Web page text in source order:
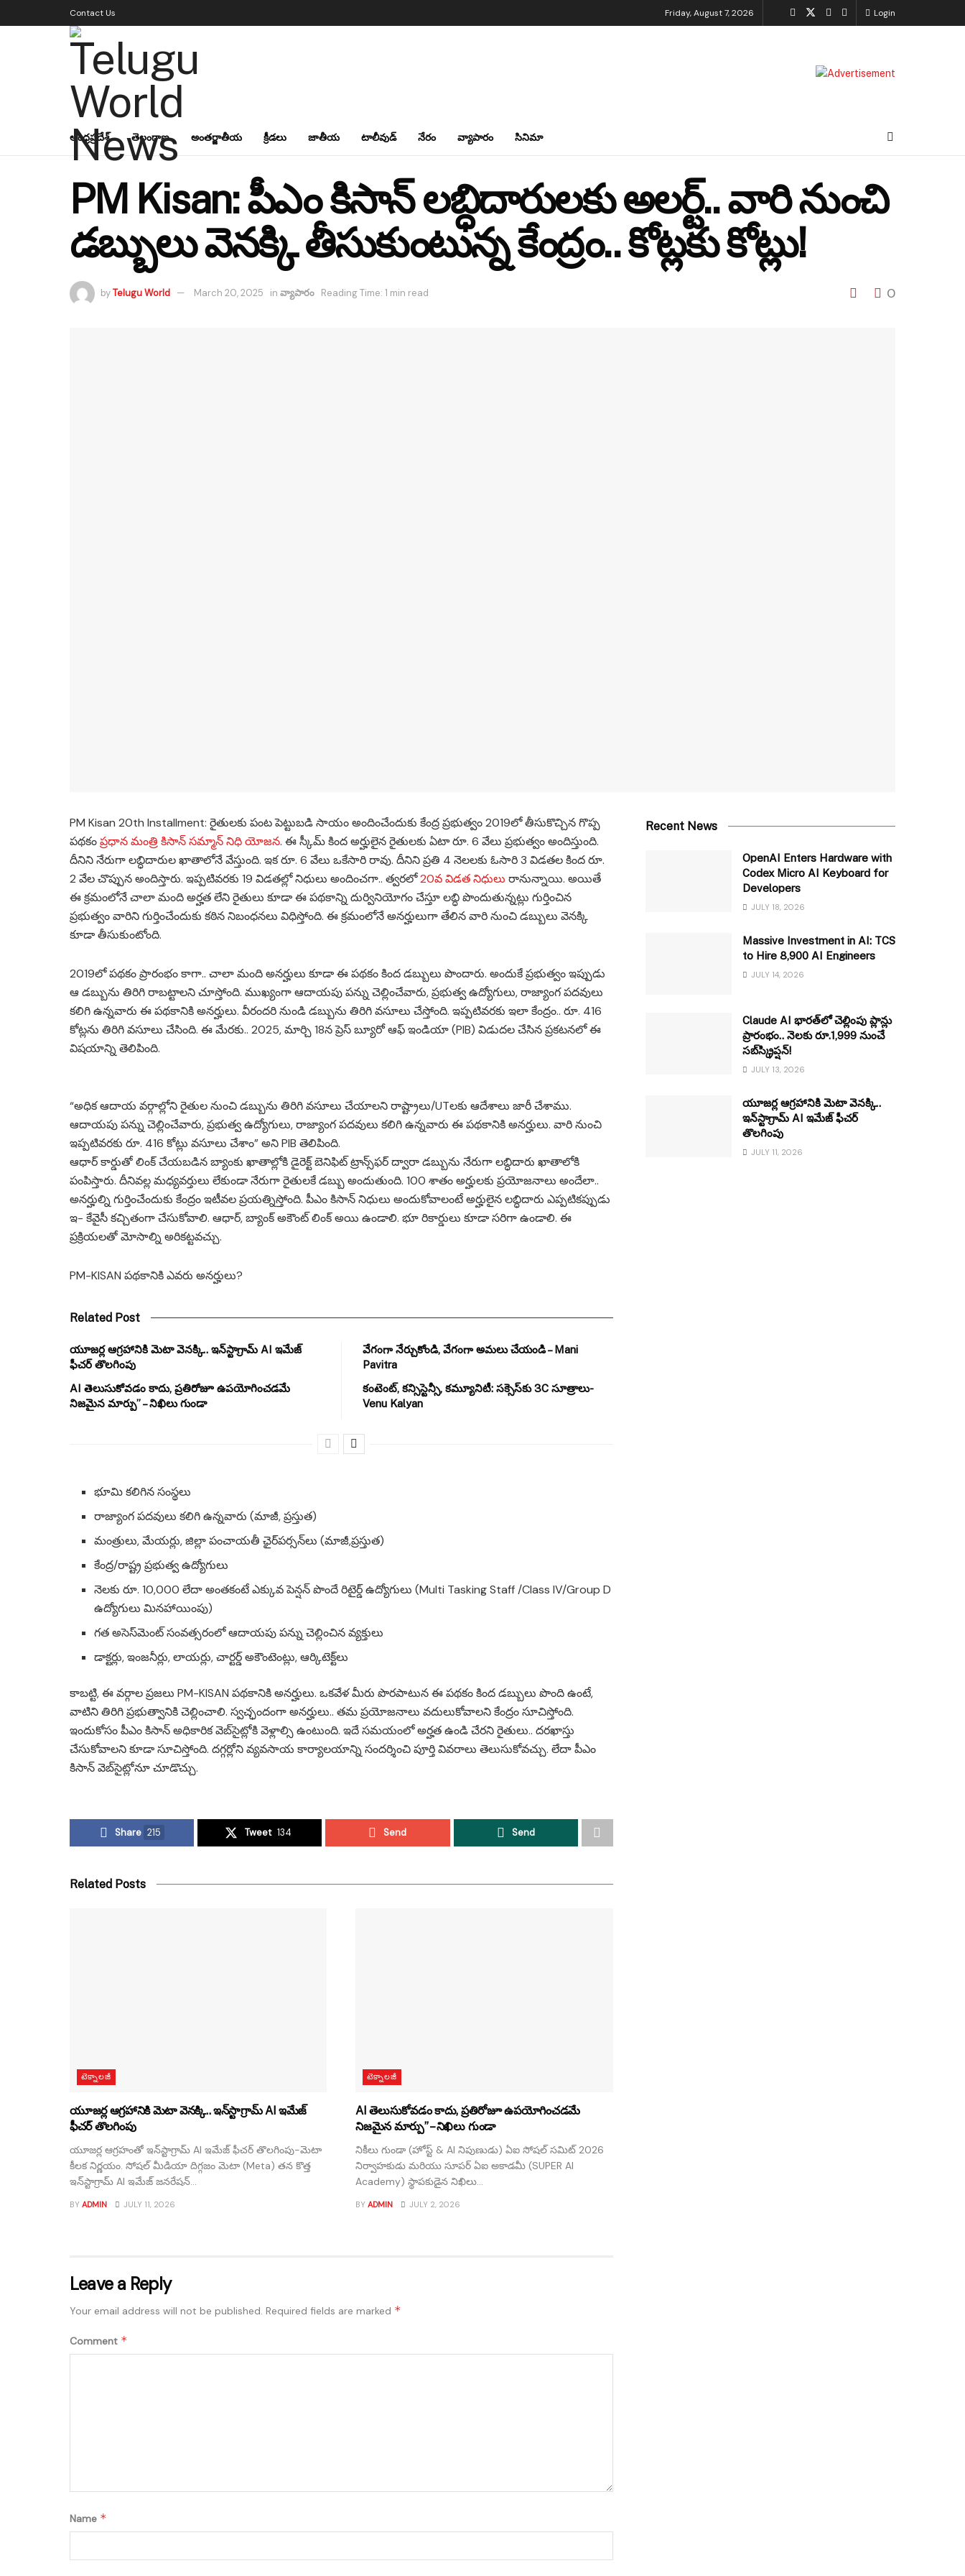
Contact Us Friday, August 7, 2026 Login
ఆంధ్రప్రదేశ్ తెలంగాణ అంతర్జాతీయ క్రీడలు జాతీయ టాలీవుడ్ నేరం వ్యాపారం సినిమా
PM Kisan: పీఎం కిసాన్ లబ్ధిదారులకు అలర్ట్.. వారి నుంచి
డబ్బులు వెనక్కి తీసుకుంటున్న కేంద్రం.. కోట్లకు కోట్లు!
byTelugu World March 20, 2025 in వ్యాపారం Reading Time: 1 min read 0
PM Kisan 20th Installment: రైతులకు పంట పెట్టుబడి సాయం అందించేందుకు కేంద్ర ప్రభుత్వం 2019లో తీసుకొచ్చిన గొప్ప
పథకంప్రధాన మంత్రి కిసాన్ సమ్మాన్ నిధి యోజన. ఈ స్కీమ్ కింద అర్హులైన రైతులకు ఏటా రూ. 6 వేలు ప్రభుత్వం అందిస్తుంది.
దీనిని నేరుగా లబ్ధిదారుల ఖాతాలోనే వేస్తుంది. ఇక రూ. 6 వేలు ఒకేసారి రావు. దీనిని ప్రతి 4 నెలలకు ఓసారి 3 విడతల కింద రూ.
2 వేల చొప్పున అందిస్తారు. ఇప్పటివరకు 19 విడతల్లో నిధులు అందించగా.. త్వరలో20వ విడత నిధులు రానున్నాయి. అయితే
ఈ క్రమంలోనే చాలా మంది అర్హత లేని రైతులు కూడా ఈ పథకాన్ని దుర్వినియోగం చేస్తూ లబ్ధి పొందుతున్నట్లు గుర్తించిన
ప్రభుత్వం వారిని గుర్తించేందుకు కఠిన నిబంధనలు విధిస్తోంది. ఈ క్రమంలోనే అనర్హులుగా తేలిన వారి నుంచి డబ్బులు వెనక్కి
కూడా తీసుకుంటోంది.
2019లో పథకం ప్రారంభం కాగా.. చాలా మంది అనర్హులు కూడా ఈ పథకం కింద డబ్బులు పొందారు. అందుకే ప్రభుత్వం ఇప్పుడు
ఆ డబ్బును తిరిగి రాబట్టాలని చూస్తోంది. ముఖ్యంగా ఆదాయపు పన్ను చెల్లించేవారు, ప్రభుత్వ ఉద్యోగులు, రాజ్యాంగ పదవులు
కలిగి ఉన్నవారు ఈ పథకానికి అనర్హులు. వీరందరి నుండి డబ్బును తిరిగి వసూలు చేస్తోంది. ఇప్పటివరకు ఇలా కేంద్రం.. రూ. 416
కోట్లను తిరిగి వసూలు చేసింది. ఈ మేరకు.. 2025, మార్చి 18న ప్రెస్ బ్యూరో ఆఫ్ ఇండియా (PIB) విడుదల చేసిన ప్రకటనలో ఈ
విషయాన్ని తెలిపింది.
“అధిక ఆదాయ వర్గాల్లోని రైతుల నుంచి డబ్బును తిరిగి వసూలు చేయాలని రాష్ట్రాలు/UTలకు ఆదేశాలు జారీ చేశాము.
ఆదాయపు పన్ను చెల్లించేవారు, ప్రభుత్వ ఉద్యోగులు, రాజ్యాంగ పదవులు కలిగి ఉన్నవారు ఈ పథకానికి అనర్హులు. వారి నుంచి
ఇప్పటివరకు రూ. 416 కోట్లు వసూలు చేశాం” అని PIB తెలిపింది.
ఆధార్ కార్డుతో లింక్ చేయబడిన బ్యాంకు ఖాతాల్లోకి డైరెక్ట్ బెనిఫిట్ ట్రాన్స్‌ఫర్ ద్వారా డబ్బును నేరుగా లబ్ధిదారు ఖాతాలోకి
పంపిస్తారు. దీనివల్ల మధ్యవర్తులు లేకుండా నేరుగా రైతులకే డబ్బు అందుతుంది. 100 శాతం అర్హులకు ప్రయోజనాలు అందేలా..
అనర్హుల్ని గుర్తించేందుకు కేంద్రం ఇటీవల ప్రయత్నిస్తోంది. పీఎం కిసాన్ నిధులు అందుకోవాలంటే అర్హులైన లబ్ధిదారు ఎప్పటికప్పుడు
ఇ- కేవైసీ కచ్చితంగా చేసుకోవాలి. ఆధార్, బ్యాంక్ అకౌంట్ లింక్ అయి ఉండాలి. భూ రికార్డులు కూడా సరిగా ఉండాలి. ఈ
ప్రక్రియలతో మోసాల్ని అరికట్టవచ్చు.
PM-KISAN పథకానికి ఎవరు అనర్హులు?
Related Post
యూజర్ల ఆగ్రహానికి మెటా వెనక్కి.. ఇన్‌స్టాగ్రామ్ AI ఇమేజ్
ఫీచర్ తొలగింపు
AI తెలుసుకోవడం కాదు, ప్రతిరోజూ ఉపయోగించడమే
నిజమైన మార్పు” – నిఖిలు గుండా
వేగంగా నేర్చుకోండి, వేగంగా అమలు చేయండి – Mani
Pavitra
కంటెంట్, కన్సిస్టెన్సీ, కమ్యూనిటీ: సక్సెస్‌కు 3C సూత్రాలు-
Venu Kalyan
భూమి కలిగిన సంస్థలు
రాజ్యాంగ పదవులు కలిగి ఉన్నవారు (మాజీ, ప్రస్తుత)
మంత్రులు, మేయర్లు, జిల్లా పంచాయతీ ఛైర్‌పర్సన్‌లు (మాజీ,ప్రస్తుత)
కేంద్ర/రాష్ట్ర ప్రభుత్వ ఉద్యోగులు
నెలకు రూ. 10,000 లేదా అంతకంటే ఎక్కువ పెన్షన్ పొందే రిటైర్డ్ ఉద్యోగులు (Multi Tasking Staff /Class IV/Group D
ఉద్యోగులు మినహాయింపు)
గత అసెస్‌మెంట్ సంవత్సరంలో ఆదాయపు పన్ను చెల్లించిన వ్యక్తులు
డాక్టర్లు, ఇంజనీర్లు, లాయర్లు, చార్టర్డ్ అకౌంటెంట్లు, ఆర్కిటెక్ట్‌లు
కాబట్టి, ఈ వర్గాల ప్రజలు PM-KISAN పథకానికి అనర్హులు. ఒకవేళ మీరు పొరపాటున ఈ పథకం కింద డబ్బులు పొంది ఉంటే,
వాటిని తిరిగి ప్రభుత్వానికి చెల్లించాలి. స్వచ్ఛందంగా అనర్హులు.. తమ ప్రయోజనాలు వదులుకోవాలని కేంద్రం సూచిస్తోంది.
ఇందుకోసం పీఎం కిసాన్ అధికారిక వెబ్‌సైట్లోకి వెళ్లాల్సి ఉంటుంది. ఇదే సమయంలో అర్హత ఉండి చేరని రైతులు.. దరఖాస్తు
చేసుకోవాలని కూడా సూచిస్తోంది. దగ్గర్లోని వ్యవసాయ కార్యాలయాన్ని సందర్శించి పూర్తి వివరాలు తెలుసుకోవచ్చు. లేదా పీఎం
కిసాన్ వెబ్‌సైట్లోనూ చూడొచ్చు.
Share 215 Tweet 134 Send Send
Related Posts
టెక్నాలజీ
యూజర్ల ఆగ్రహానికి మెటా వెనక్కి.. ఇన్‌స్టాగ్రామ్ AI ఇమేజ్
ఫీచర్ తొలగింపు
యూజర్ల ఆగ్రహంతో ఇన్‌స్టాగ్రామ్ AI ఇమేజ్ ఫీచర్ తొలగింపు-మెటా
కీలక నిర్ణయం. సోషల్ మీడియా దిగ్గజం మెటా (Meta) తన కొత్త
ఇన్‌స్టాగ్రామ్ AI ఇమేజ్ జనరేషన్...
BY ADMIN JULY 11, 2026
టెక్నాలజీ
AI తెలుసుకోవడం కాదు, ప్రతిరోజూ ఉపయోగించడమే
నిజమైన మార్పు” – నిఖిలు గుండా
నికీలు గుండా (హోస్ట్ & AI నిపుణుడు) ఏఐ సోషల్ సమిట్ 2026
నిర్వాహకుడు మరియు సూపర్ ఏఐ అకాడమీ (SUPER AI
Academy) స్థాపకుడైన నిఖిలు...
BY ADMIN JULY 2, 2026
Leave a Reply
Your email address will not be published. Required fields are marked *
Comment *
Name *
Recent News
OpenAI Enters Hardware with
Codex Micro AI Keyboard for
Developers
JULY 18, 2026
Massive Investment in AI: TCS
to Hire 8,900 AI Engineers
JULY 14, 2026
Claude AI భారత్‌లో చెల్లింపు ప్లాన్లు
ప్రారంభం.. నెలకు రూ.1,999 నుంచే
సబ్‌స్క్రిప్షన్!
JULY 13, 2026
యూజర్ల ఆగ్రహానికి మెటా వెనక్కి..
ఇన్‌స్టాగ్రామ్ AI ఇమేజ్ ఫీచర్
తొలగింపు
JULY 11, 2026